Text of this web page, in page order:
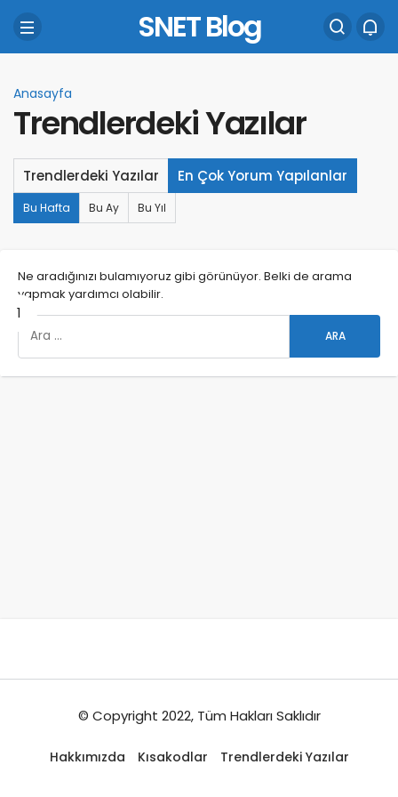
SNET Blog
Anasayfa
Trendlerdeki Yazılar
Trendlerdeki Yazılar En Çok Yorum Yapılanlar
Bu Hafta Bu Ay Bu Yıl
Ne aradığınızı bulamıyoruz gibi görünüyor. Belki de arama
yapmak yardımcı olabilir.
© Copyright 2022, Tüm Hakları Saklıdır
Hakkımızda Kısakodlar Trendlerdeki Yazılar